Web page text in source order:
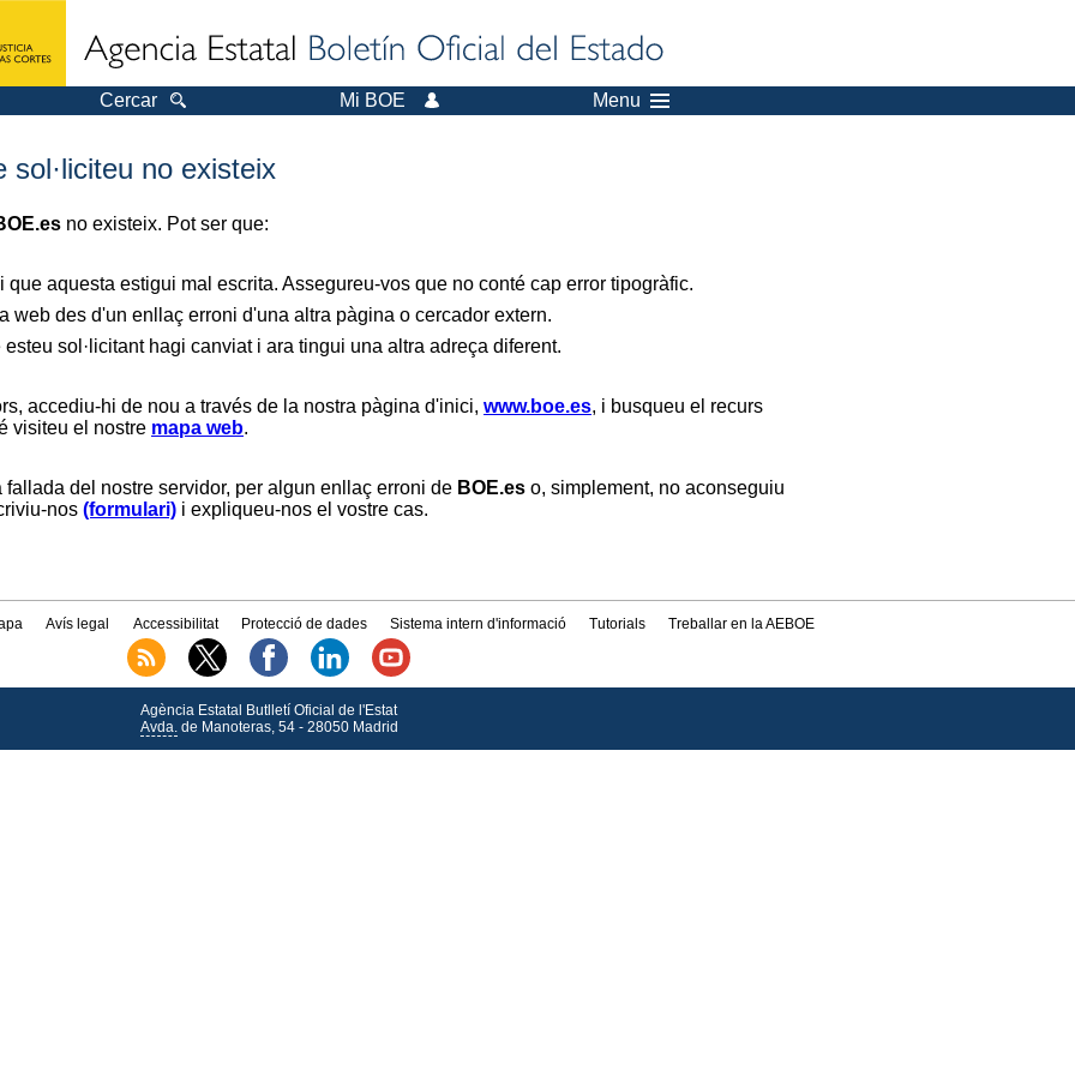
Cercar Mi BOE Menu
no existeix
no existeix. Pot ser que:
aquesta estigui mal escrita. Assegureu-vos que no conté cap error tipogràfic.
web des d'un enllaç erroni d'una altra pàgina o cercador extern.
sol·licitant hagi canviat i ara tingui una altra adreça diferent.
accediu-hi de nou a través de la nostra pàgina d'inici, www.boe.es, i busqueu el recurs
visiteu el nostre mapa web.
del nostre servidor, per algun enllaç erroni de BOE.es o, simplement, no aconseguiu
nos (formulari) i expliqueu-nos el vostre cas.
Avís legal Accessibilitat Protecció de dades Sistema intern d'informació Tutorials Treballar en la AEBOE
Agència Estatal Butlletí Oficial de l'Estat
Avda.de Manoteras, 54 - 28050 Madrid